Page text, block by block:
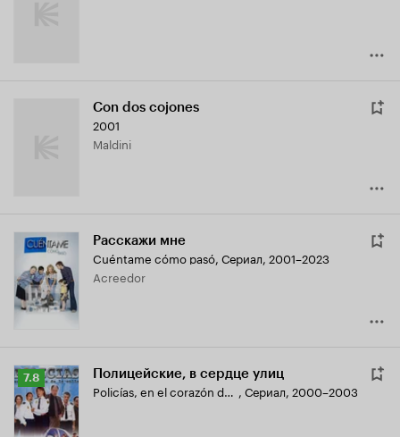
Con dos cojones
2001
Maldini
Расскажи мне
Cuéntame cómo pasó, Сериал, 2001–2023
Acreedor
Рейтинг
Кинопоиска
7.8
7.8 Полицейские, в сердце улиц
Policías, en el corazón de la calle , Сериал, 2000–2003